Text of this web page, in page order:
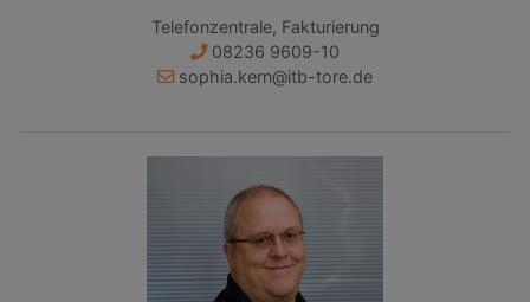
Telefonzentrale, Fakturierung
08236 9609-10
sophia.kern@itb-tore.de